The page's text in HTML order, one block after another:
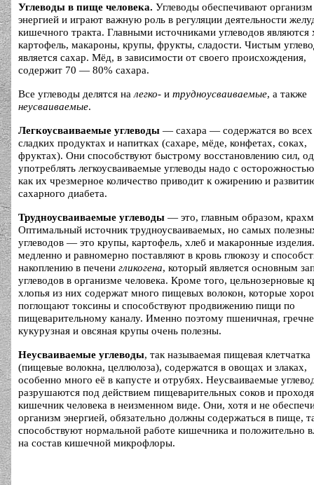
Углеводы в пище человека. Углеводы обеспечивают организм
энергией и играют важную роль в регуляции деятельности
кишечного тракта. Главными источниками углеводов являются
картофель, макароны, крупы, фрукты, сладости. Чистым
является сахар. Мёд, в зависимости от своего происхождения,
содержит 70 — 80% сахара.
Все углеводы делятся на легко- и трудноусваиваемые, а также
неусваиваемые.
Легкоусваиваемые углеводы — сахара — содержатся во всех
сладких продуктах и напитках (сахаре, мёде, конфетах, соках,
фруктах). Они способствуют быстрому восстановлению сил,
употреблять легкоусваиваемые углеводы надо с
как их чрезмерное количество приводит к ожирению и
сахарного диабета.
Трудноусваиваемые углеводы — это, главным образом,
Оптимальный источник трудноусваиваемых, но самых
углеводов — это крупы, картофель, хлеб и макаронные
медленно и равномерно поставляют в кровь глюкозу и
накоплению в печени гликогена, который является основным
углеводов в организме человека. Кроме того, цельнозерновые
хлопья из них содержат много пищевых волокон, которые
поглощают токсины и способствуют продвижению пищи по
пищеварительному каналу. Именно поэтому пшеничная,
кукурузная и овсяная крупы очень полезны.
Неусваиваемые углеводы, так называемая пищевая клетчатка
(пищевые волокна, целлюлоза), содержатся в овощах и злаках,
особенно много её в капусте и отрубях. Неусваиваемые
разрушаются под действием пищеварительных соков и
кишечник человека в неизменном виде. Они, хотя и не
организм энергией, обязательно должны содержаться в пище,
способствуют нормальной работе кишечника и положительно
на состав кишечной микрофлоры.